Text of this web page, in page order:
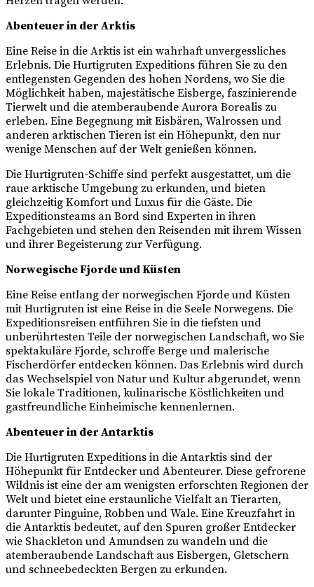
Abenteuer in der Arktis
Eine Reise in die Arktis ist ein wahrhaft unvergessliches
Erlebnis. Die Hurtigruten Expeditions führen Sie zu den
entlegensten Gegenden des hohen Nordens, wo Sie die
Möglichkeit haben, majestätische Eisberge, faszinierende
Tierwelt und die atemberaubende Aurora Borealis zu
erleben. Eine Begegnung mit Eisbären, Walrossen und
anderen arktischen Tieren ist ein Höhepunkt, den nur
wenige Menschen auf der Welt genießen können.
Die Hurtigruten-Schiffe sind perfekt ausgestattet, um die
raue arktische Umgebung zu erkunden, und bieten
gleichzeitig Komfort und Luxus für die Gäste. Die
Expeditionsteams an Bord sind Experten in ihren
Fachgebieten und stehen den Reisenden mit ihrem Wissen
und ihrer Begeisterung zur Verfügung.
Norwegische Fjorde und Küsten
Eine Reise entlang der norwegischen Fjorde und Küsten
mit Hurtigruten ist eine Reise in die Seele Norwegens. Die
Expeditionsreisen entführen Sie in die tiefsten und
unberührtesten Teile der norwegischen Landschaft, wo Sie
spektakuläre Fjorde, schroffe Berge und malerische
Fischerdörfer entdecken können. Das Erlebnis wird durch
das Wechselspiel von Natur und Kultur abgerundet, wenn
Sie lokale Traditionen, kulinarische Köstlichkeiten und
gastfreundliche Einheimische kennenlernen.
Abenteuer in der Antarktis
Die Hurtigruten Expeditions in die Antarktis sind der
Höhepunkt für Entdecker und Abenteurer. Diese gefrorene
Wildnis ist eine der am wenigsten erforschten Regionen der
Welt und bietet eine erstaunliche Vielfalt an Tierarten,
darunter Pinguine, Robben und Wale. Eine Kreuzfahrt in
die Antarktis bedeutet, auf den Spuren großer Entdecker
wie Shackleton und Amundsen zu wandeln und die
atemberaubende Landschaft aus Eisbergen, Gletschern
und schneebedeckten Bergen zu erkunden.